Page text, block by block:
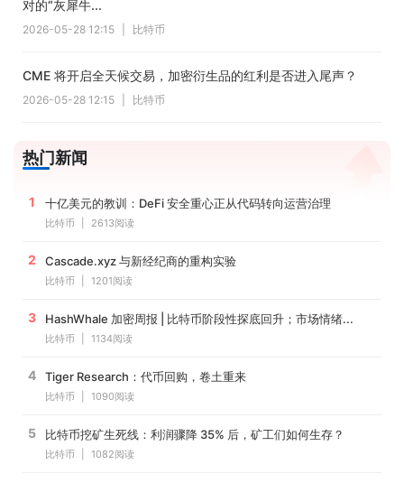
对的“灰犀牛...
2026-05-28 12:15 比特币
CME 将开启全天候交易，加密衍生品的红利是否进入尾声？
2026-05-28 12:15 比特币
热门新闻
1 十亿美元的教训：DeFi 安全重心正从代码转向运营治理
比特币 2613阅读
2 Cascade.xyz 与新经纪商的重构实验
比特币 1201阅读
3 HashWhale 加密周报 | 比特币阶段性探底回升；市场情绪...
比特币 1134阅读
4 Tiger Research：代币回购，卷土重来
比特币 1090阅读
5 比特币挖矿生死线：利润骤降 35% 后，矿工们如何生存？
比特币 1082阅读